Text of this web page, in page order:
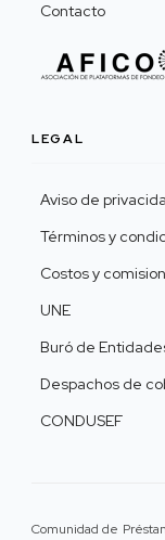
Contacto
LEGAL
Aviso de
Términos y
Costos y
UNE
Buró de
Despachos de
CONDUSEF
Comunidad de